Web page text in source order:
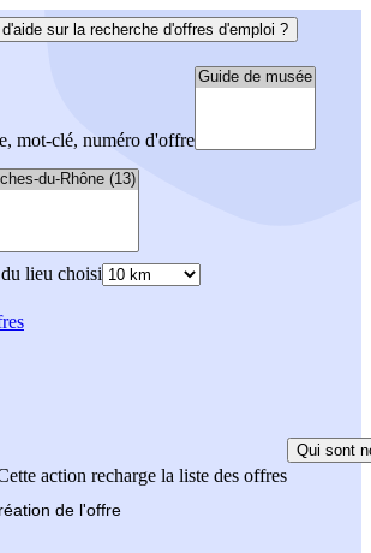
sur la recherche d'offres d'emploi ?
mot-clé, numéro d'offre
lieu choisi
action recharge la liste des offres
Qui sont
de l'offre